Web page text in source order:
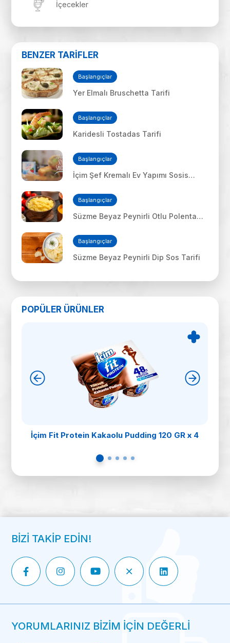
İçecekler
BENZER TARİFLER
Başlangıçlar
Yer Elmalı Bruschetta Tarifi
Başlangıçlar
Karidesli Tostadas Tarifi
Başlangıçlar
İçim Şef Kremalı Ev Yapımı Sosis
Başlangıçlar
Süzme Beyaz Peynirli Otlu Polenta
Başlangıçlar
Süzme Beyaz Peynirli Dip Sos Tarifi
POPÜLER ÜRÜNLER
İçim Fit Protein Kakaolu Pudding 120 GR x 4
BİZİ TAKİP EDİN!
YORUMLARINIZ BİZİM İÇİN DEĞERLİ